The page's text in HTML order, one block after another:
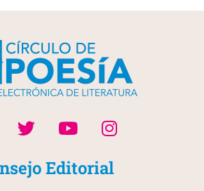
Editorial